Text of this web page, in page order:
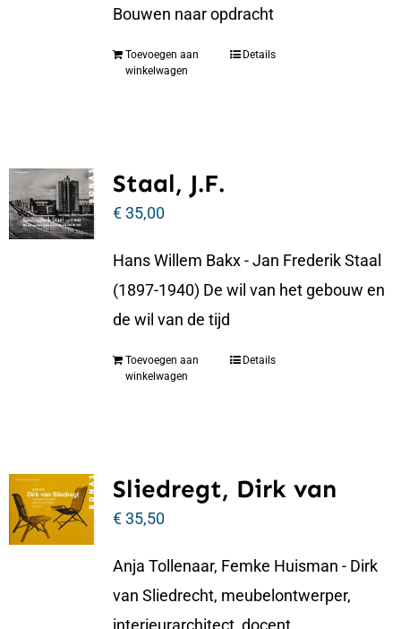
Bouwen naar opdracht
Toevoegen aan
winkelwagen
Details
Staal, J.F.
€35,00
Hans Willem Bakx - Jan Frederik Staal
(1897-1940) De wil van het gebouw en
de wil van de tijd
Toevoegen aan
winkelwagen
Details
Sliedregt, Dirk van
€35,50
Anja Tollenaar, Femke Huisman - Dirk
van Sliedrecht, meubelontwerper,
interieurarchitect, docent